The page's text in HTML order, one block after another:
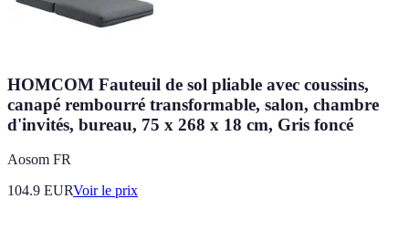
HOMCOM Fauteuil de sol pliable avec coussins,
canapé rembourré transformable, salon, chambre
d'invités, bureau, 75 x 268 x 18 cm, Gris foncé
Aosom FR
104.9 EURVoir le prix